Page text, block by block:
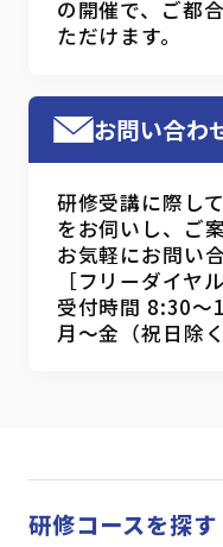
の開催で、ご都
ただけます。
お問い合わ
研修受講に際し
をお伺いし、ご
お気軽にお問い
［フリーダイ
受付時間 8:30～
月～金（祝日除く
研修コースを探す